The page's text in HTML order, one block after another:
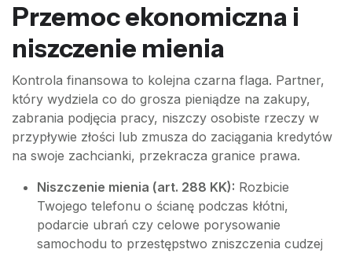
Przemoc ekonomiczna i
niszczenie mienia
Kontrola finansowa to kolejna czarna flaga. Partner,
który wydziela co do grosza pieniądze na zakupy,
zabrania podjęcia pracy, niszczy osobiste rzeczy w
przypływie złości lub zmusza do zaciągania kredytów
na swoje zachcianki, przekracza granice prawa.
Niszczenie mienia (art. 288 KK): Rozbicie
Twojego telefonu o ścianę podczas kłótni,
podarcie ubrań czy celowe porysowanie
samochodu to przestępstwo zniszczenia cudzej